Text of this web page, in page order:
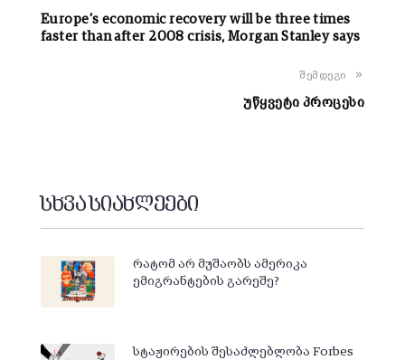
Europe’s economic recovery will be three times
faster than after 2008 crisis, Morgan Stanley says
შემდეგი
უწყვეტი პროცესი
სხვა სიახლეები
რატომ არ მუშაობს ამერიკა
ემიგრანტების გარეშე?
სტაჟირების შესაძლებლობა Forbes